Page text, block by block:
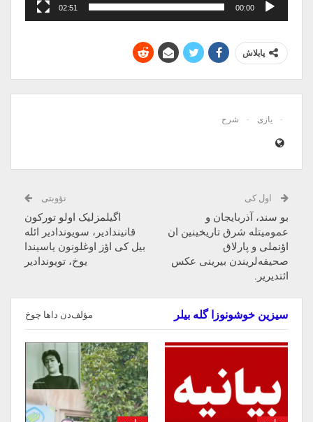
00:00
02:51
پایلاش
یازی شرح
اول کی
بو سند، آذربایجان و
عمومیتله شرق تاریخینین ان
اؤنملی و پارلاق
صحیفه‌لریندن بیرینی عکس
ائتدیریر.
نؤوبتی
اگیلمزلیک اولو تورکون
قانیندادیر، سویوندادیر ائله
بیل کی اؤز اوغلونون یاسیندا
یوخ، تویوندادیر
سیزین خوشونوزا گله بیلر مؤلف‌دن داها چوخ